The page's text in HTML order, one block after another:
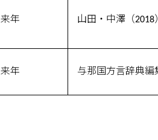
来年 山田・中澤（2018
来年 与那国方言辞典編